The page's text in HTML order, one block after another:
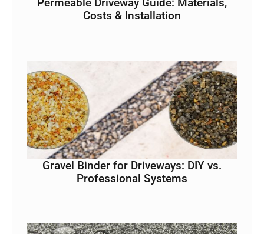
Costs & Installation
Gravel Binder for Driveways: DIY vs.
Professional Systems